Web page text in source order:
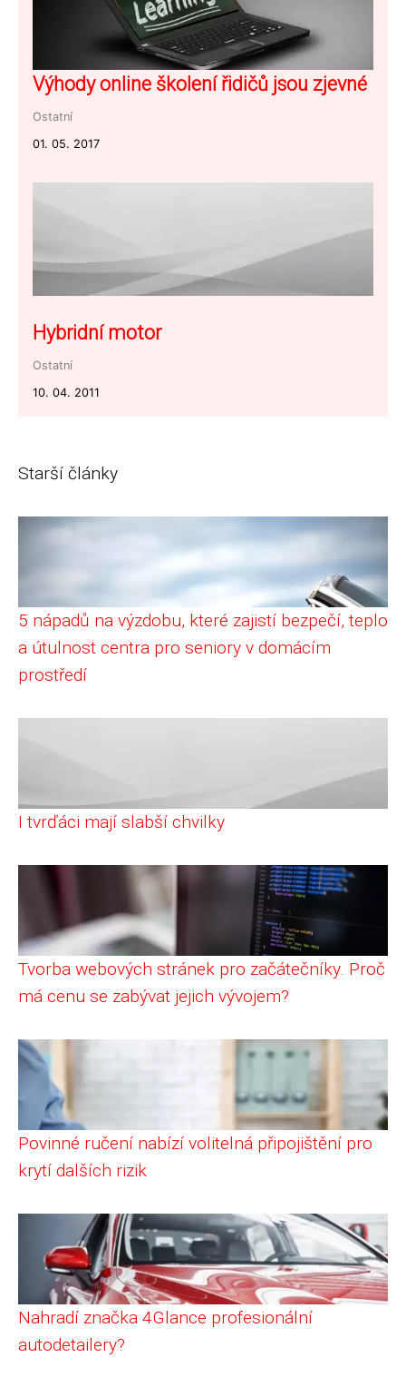
Výhody online školení řidičů jsou zjevné
Ostatní
01. 05. 2017
Hybridní motor
Ostatní
10. 04. 2011
Starší články
5 nápadů na výzdobu, které zajistí bezpečí, teplo
a útulnost centra pro seniory v domácím
prostředí
I tvrďáci mají slabší chvilky
Tvorba webových stránek pro začátečníky. Proč
má cenu se zabývat jejich vývojem?
Povinné ručení nabízí volitelná připojištění pro
krytí dalších rizik
Nahradí značka 4Glance profesionální
autodetailery?